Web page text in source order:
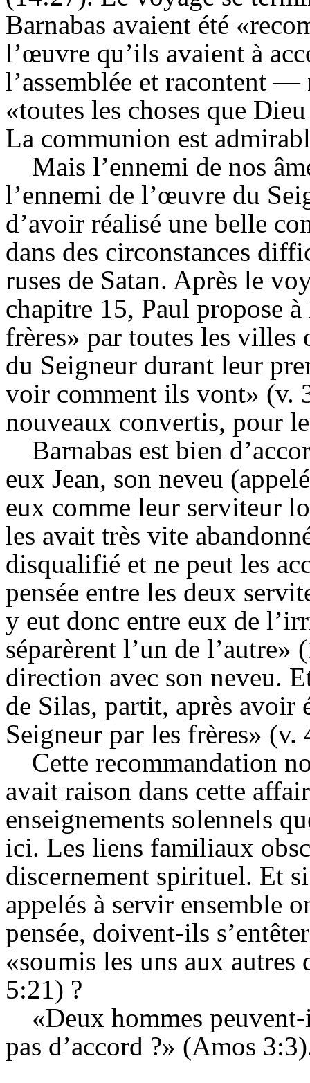
Barnabas avaient été
l’œuvre qu’ils avaient à
l’assemblée et racontent
«toutes les choses que
La communion est
Mais l’ennemi de nos
l’ennemi de l’œuvre du
d’avoir réalisé une belle
dans des circonstances
ruses de Satan. Après le
chapitre 15, Paul propose à
frères» par toutes les villes
du Seigneur durant leur
voir comment ils vont» (v.
nouveaux convertis, pour
Barnabas est bien
eux Jean, son neveu
eux comme leur serviteur
les avait très vite
disqualifié et ne peut les
pensée entre les deux
y eut donc entre eux de
séparèrent l’un de
direction avec son neveu.
de Silas, partit, après avoir
Seigneur par les frères» (v.
Cette recommandation
avait raison dans cette
enseignements solennels
ici. Les liens familiaux
discernement spirituel. Et
appelés à servir ensemble
pensée, doivent-ils
«soumis les uns aux
5:21) ?
«Deux hommes
pas d’accord ?» (Amos